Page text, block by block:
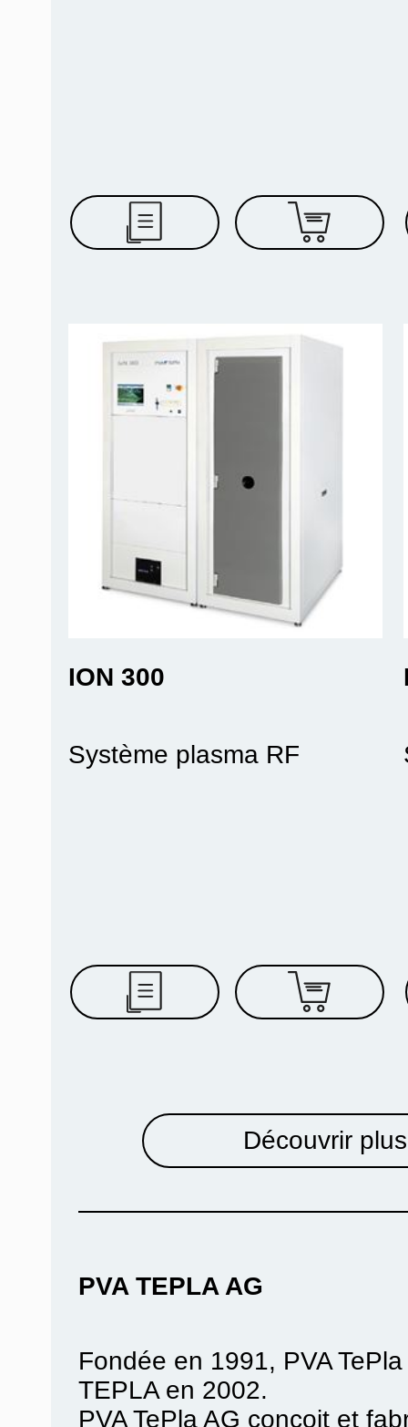
ION 300
Système plasma RF
Découvrir
PVA TEPLA AG
Fondée en 1991, PVA
TEPLA en 2002.
PVA TePla AG conçoit et